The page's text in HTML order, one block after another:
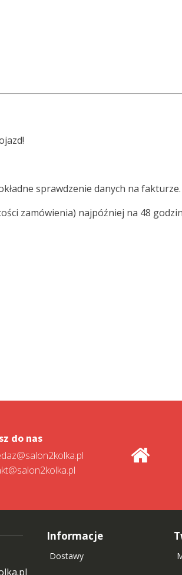
sprawdzenie danych na fakturze.
zamówienia) najpóźniej na 48
do nas
Informacje
Dostawy